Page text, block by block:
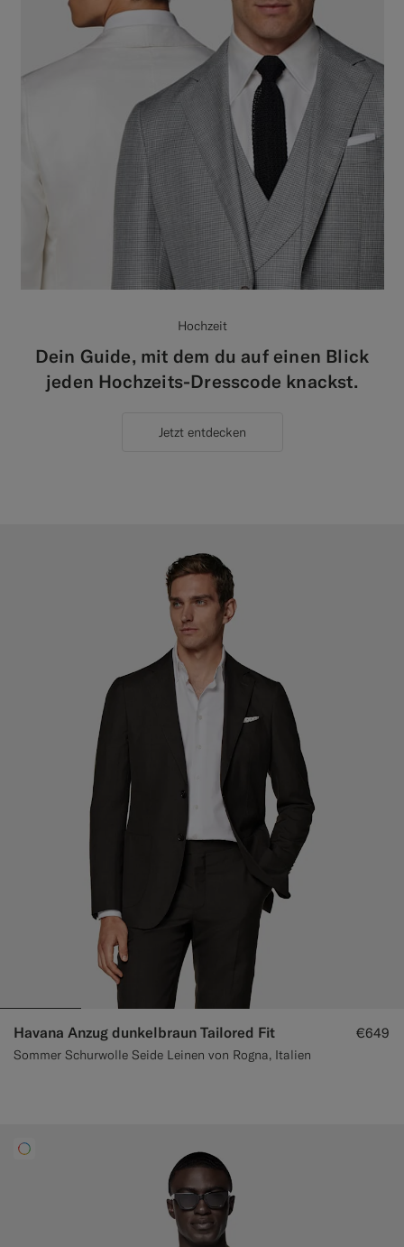
Hochzeit
Dein Guide, mit dem du auf einen Blick
jeden Hochzeits-Dresscode knackst.
Jetzt entdecken
Havana Anzug dunkelbraun Tailored Fit
Sommer Schurwolle Seide Leinen von Rogna, Italien
€649